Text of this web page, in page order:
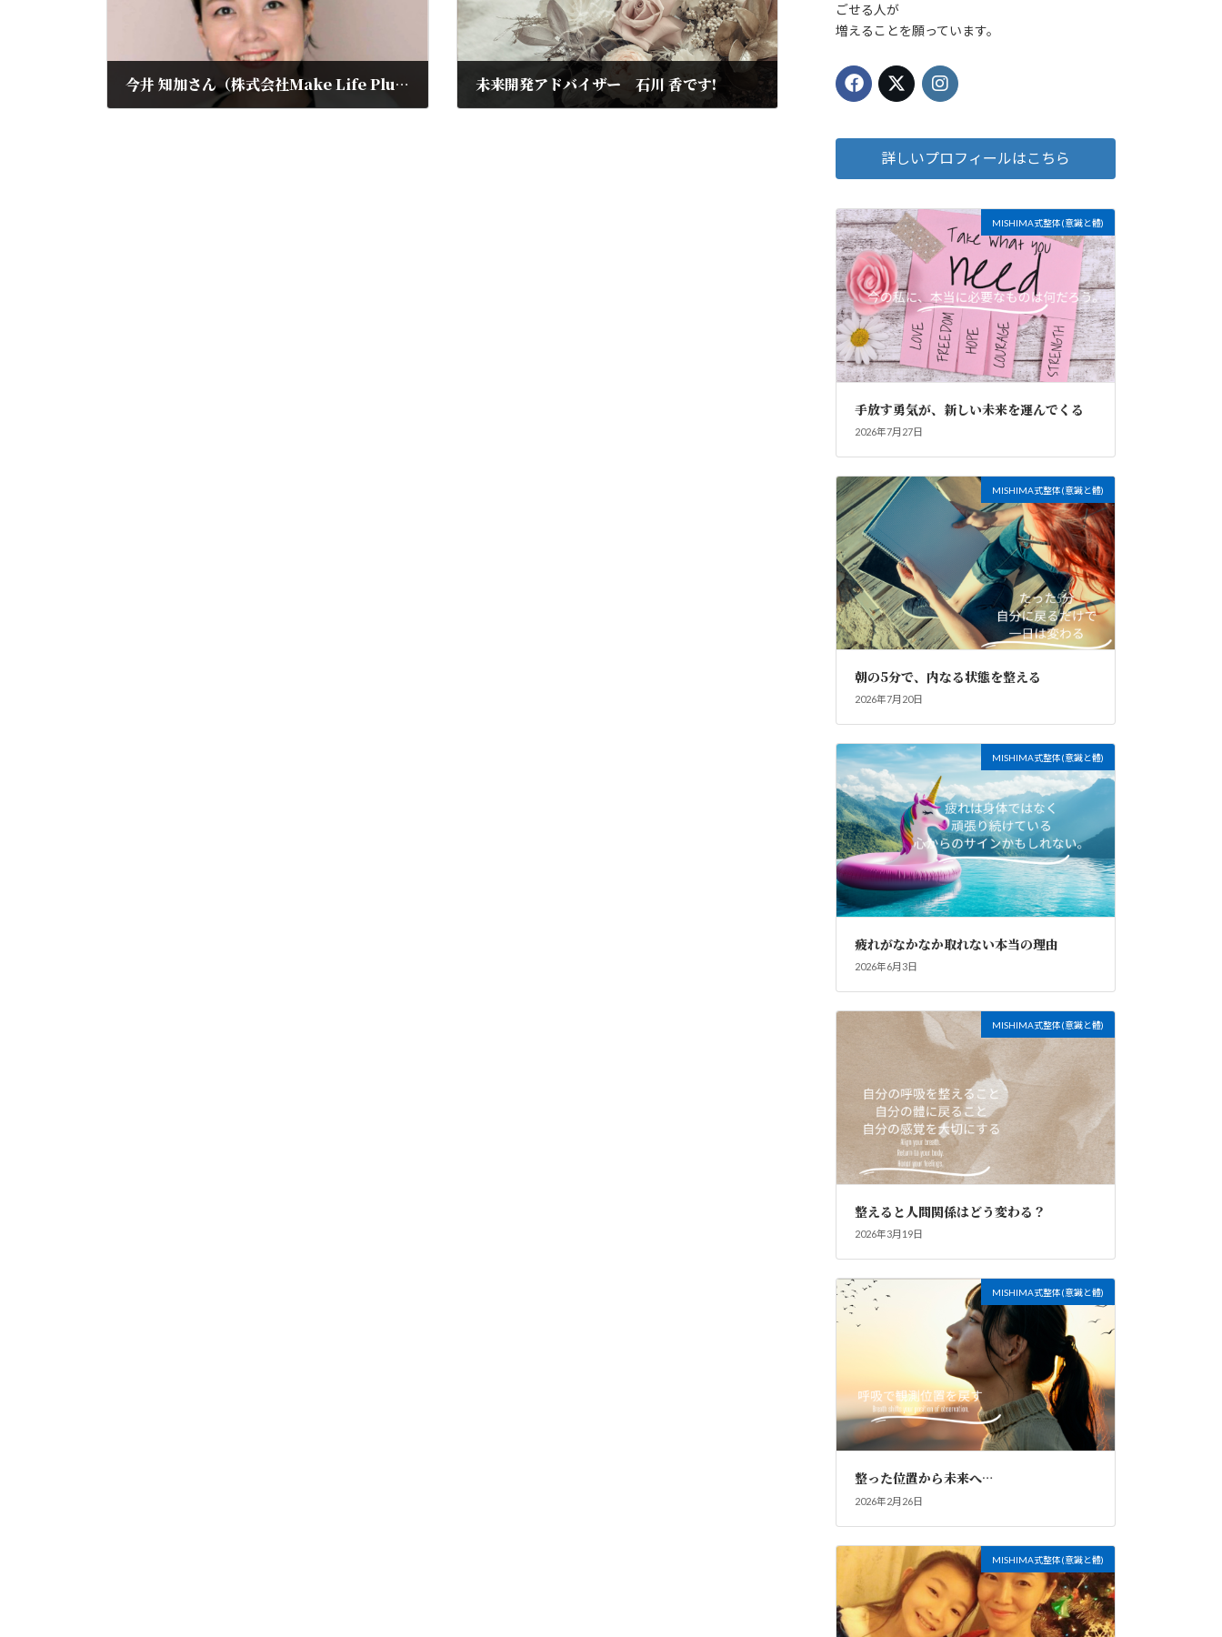
今井 知加さん（株式会社Make Life Plus代表） 未来開発アドバイザー 石川 香です!
ごせる人が
増えることを願っています。
詳しいプロフィールはこちら
MISHIMA式整体(意識と體)
手放す勇気が、新しい未来を運んでくる
2026年7月27日
MISHIMA式整体(意識と體)
朝の5分で、内なる状態を整える
2026年7月20日
MISHIMA式整体(意識と體)
疲れがなかなか取れない本当の理由
2026年6月3日
MISHIMA式整体(意識と體)
整えると人間関係はどう変わる？
2026年3月19日
MISHIMA式整体(意識と體)
整った位置から未来へ…
2026年2月26日
MISHIMA式整体(意識と體)